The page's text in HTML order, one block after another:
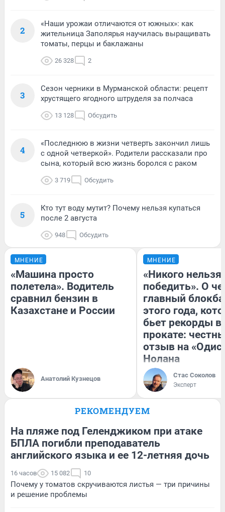
2
«Наши урожаи отличаются от южных»: как
жительница Заполярья научилась выращивать
томаты, перцы и баклажаны
26 328 2
3
Сезон черники в Мурманской области: рецепт
хрустящего ягодного штруделя за полчаса
13 128 Обсудить
4
«Последнюю в жизни четверть закончил лишь
с одной четверкой». Родители рассказали про
сына, который всю жизнь боролся с раком
3 719 Обсудить
5
Кто тут воду мутит? Почему нельзя купаться
после 2 августа
948 Обсудить
МНЕНИЕ
«Машина просто
полетела». Водитель
сравнил бензин в
Казахстане и России
Анатолий Кузнецов
МНЕНИЕ
«Никого нельзя
победить». О
главный
этого года,
бьет рекорды в
прокате:
отзыв на
Нолана
Стас Соколов
Эксперт
РЕКОМЕНДУЕМ
На пляже под Геленджиком при атаке
БПЛА погибли преподаватель
английского языка и ее 12-летняя дочь
16 часов 15 082 10
Почему у томатов скручиваются листья — три причины
и решение проблемы